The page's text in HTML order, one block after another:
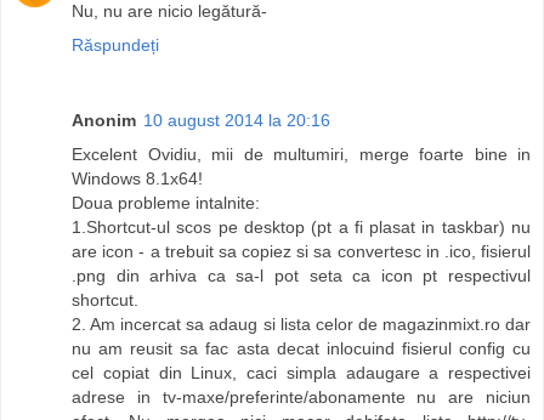
Nu, nu are nicio legătură-
Răspundeți
Anonim 10 august 2014 la 20:16
Excelent Ovidiu, mii de multumiri, merge foarte bine in
Windows 8.1x64!
Doua probleme intalnite:
1.Shortcut-ul scos pe desktop (pt a fi plasat in taskbar) nu
are icon - a trebuit sa copiez si sa convertesc in .ico, fisierul
.png din arhiva ca sa-l pot seta ca icon pt respectivul
shortcut.
2. Am incercat sa adaug si lista celor de magazinmixt.ro dar
nu am reusit sa fac asta decat inlocuind fisierul config cu
cel copiat din Linux, caci simpla adaugare a respectivei
adrese in tv-maxe/preferinte/abonamente nu are niciun